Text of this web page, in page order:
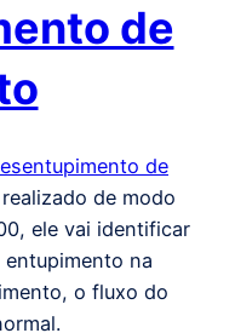
de
de
de modo
ele vai identificar
na
o fluxo do